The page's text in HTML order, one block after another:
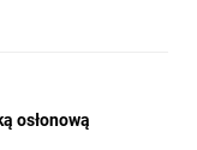
osłonową